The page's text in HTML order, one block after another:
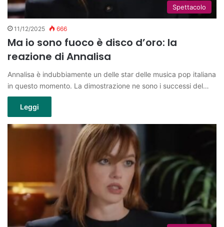
Spettacolo
11/12/2025 666
Ma io sono fuoco è disco d’oro: la
reazione di Annalisa
Annalisa è indubbiamente un delle star delle musica pop italiana
in questo momento. La dimostrazione ne sono i successi del…
Leggi